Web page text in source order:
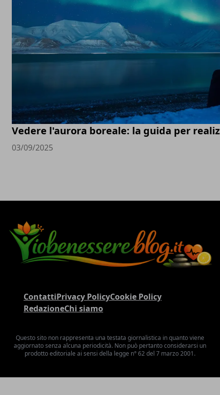
Vedere l'aurora boreale: la guida per
03/09/2025
ContattiPrivacy PolicyCookie Policy
RedazioneChi siamo
Questo sito non rappresenta una testata giornalistica in quanto viene
aggiornato senza alcuna periodicità. Non può pertanto considerarsi un
prodotto editoriale ai sensi della legge n° 62 del 7 marzo 2001.